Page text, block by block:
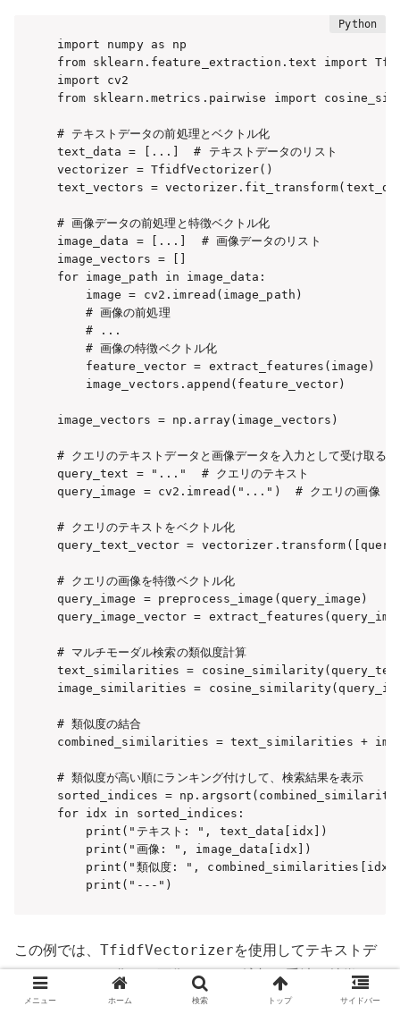
import numpy as np
from sklearn.feature_extraction.text import
import cv2
from sklearn.metrics.pairwise import
# テキストデータの前処理とベクトル化
text_data = [...]  # テキストデータのリスト
vectorizer = TfidfVectorizer()
text_vectors =
# 画像データの前処理と特徴ベクトル化
image_data = [...]  # 画像データのリスト
image_vectors = []
for image_path in image_data:
    image = cv2.imread(image_path)
    # 画像の前処理
    # ...
    # 画像の特徴ベクトル化
    feature_vector = extract_features(image)
    image_vectors.append(feature_vector)
image_vectors = np.array(image_vectors)
# クエリのテキストデータと画像データを入力として受け取る
query_text = "..."  # クエリのテキスト
query_image = cv2.imread("...")  # クエリの画像
# クエリのテキストをベクトル化
query_text_vector =
# クエリの画像を特徴ベクトル化
query_image = preprocess_image(query_image)
query_image_vector =
# マルチモーダル検索の類似度計算
text_similarities =
image_similarities =
# 類似度の結合
combined_similarities = text_similarities +
# 類似度が高い順にランキング付けして、検索結果を表示
sorted_indices =
for idx in sorted_indices:
    print("テキスト: ", text_data[idx])
    print("画像: ", image_data[idx])
print("類似度: ",
    print("---")
この例では、 TfidfVectorizerを使用してテキストデ
ータをベクトル化し、画像データは適切な手法で特徴ベク
トル化している。更に、クエリのテキストと画像を類似度
メニュー ホーム 検索 トップ サイドバー